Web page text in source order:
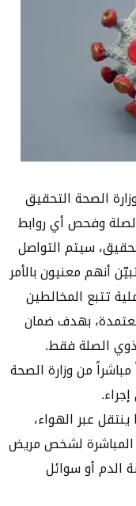
الصحة التحقيق
وفحص أي روابط
سيتم التواصل
أنهم معنيون بالأمر
تتبع المخالطين
بهدف ضمان
الصلة فقط.
من وزارة الصحة
ينتقل عبر الهواء،
المباشرة لشخص مريض
الدم أو سوائل